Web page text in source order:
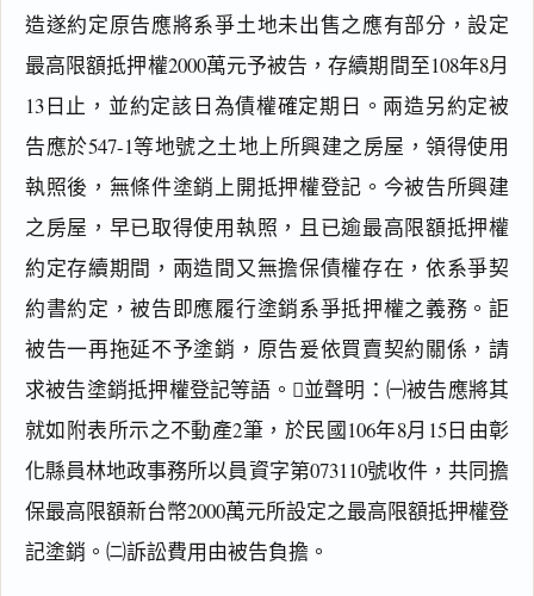
造遂約定原告應將系爭土地未出售之應有部分，設定
最高限額抵押權2000萬元予被告，存續期間至108年8月
13日止，並約定該日為債權確定期日。兩造另約定被
告應於547-1等地號之土地上所興建之房屋，領得使用
執照後，無條件塗銷上開抵押權登記。今被告所興建
之房屋，早已取得使用執照，且已逾最高限額抵押權
約定存續期間，兩造間又無擔保債權存在，依系爭契
約書約定，被告即應履行塗銷系爭抵押權之義務。詎
被告一再拖延不予塗銷，原告爰依買賣契約關係，請
求被告塗銷抵押權登記等語。並聲明：㈠被告應將其
就如附表所示之不動產2筆，於民國106年8月15日由彰
化縣員林地政事務所以員資字第073110號收件，共同擔
保最高限額新台幣2000萬元所設定之最高限額抵押權登
記塗銷。㈡訴訟費用由被告負擔。